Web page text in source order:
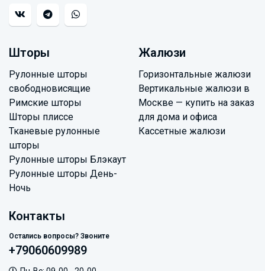
Шторы
Рулонные шторы
свободновисящие
Римские шторы
Шторы плиссе
Тканевые рулонные
шторы
Рулонные шторы Блэкаут
Рулонные шторы День-
Ночь
Жалюзи
Горизонтальные жалюзи
Вертикальные жалюзи в
Москве — купить на заказ
для дома и офиса
Кассетные жалюзи
Контакты
Остались вопросы? Звоните
+79060609989